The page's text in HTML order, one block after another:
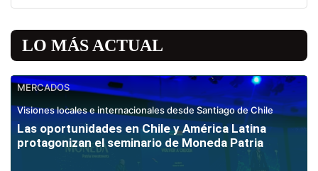
LO MÁS ACTUAL
MERCADOS
Visiones locales e internacionales desde Santiago de Chile
Las oportunidades en Chile y América Latina
protagonizan el seminario de Moneda Patria